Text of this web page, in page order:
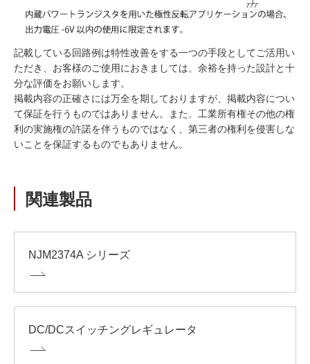
記載している回路例は特性改善をする一つの手段としてご活用い
ただき、お客様のご使用におきましては、余裕を持った設計と十
分な評価をお願いします。
掲載内容の正確さには万全を期しておりますが、掲載内容につい
て保証を行うものではありません。また、工業所有権その他の権
利の実施権の許諾を伴うものではなく、第三者の権利を侵害しな
いことを保証するものでもありません。
関連製品
NJM2374A シリーズ
DC/DCスイッチングレギュレータ